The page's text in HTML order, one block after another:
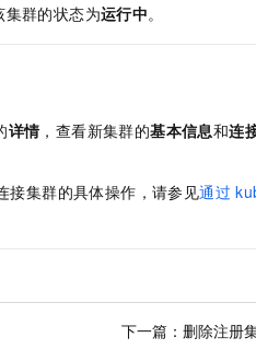
集群的状态为运行中。
详情，查看新集群的基本信息和连
接集群的具体操作，请参见通过
下一篇： 删除注册